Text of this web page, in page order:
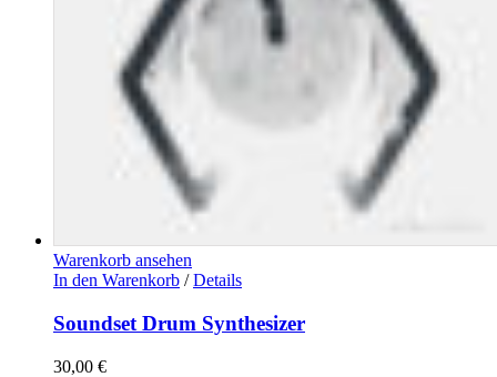
Warenkorb ansehen
In den Warenkorb / Details
Soundset Drum Synthesizer
30,00 €